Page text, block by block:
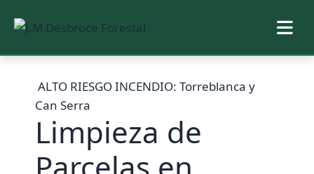
contenido
ALTO RIESGO INCENDIO: Torreblanca y
Can Serra
Limpieza de